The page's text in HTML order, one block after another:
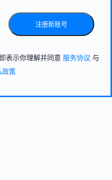
注册新账号
表示你理解并同意 服务协议 与
政策